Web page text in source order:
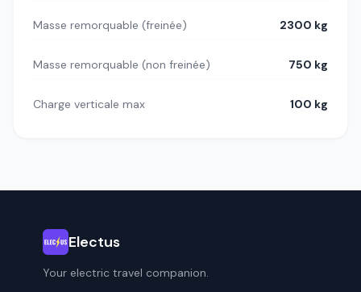
Masse remorquable (freinée) 2300 kg
Masse remorquable (non freinée) 750 kg
Charge verticale max 100 kg
Electus
Your electric travel companion.